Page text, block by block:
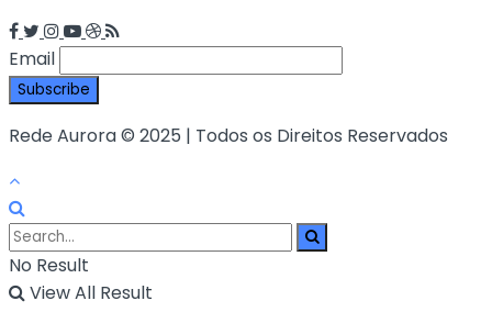
Email
Rede Aurora © 2025 | Todos os Direitos Reservados
No Result
View All Result